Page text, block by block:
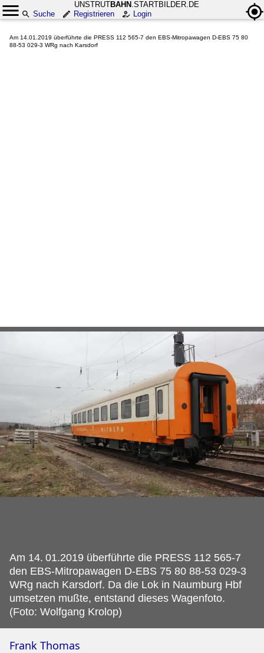
UNSTRUTBAHN .STARTBILDER.DE
Suche
Registrieren Login
Am 14.01.2019 überführte die PRESS 112 565-7 den EBS-Mitropawagen D-EBS 75 80
88-53 029-3 WRg nach Karsdorf
Am 14. 01.2019 überführte die PRESS 112 565-7
den EBS-Mitropawagen D-EBS 75 80 88-53 029-3
WRg nach Karsdorf. Da die Lok in Naumburg Hbf
umsetzen mußte, entstand dieses Wagenfoto.
(Foto: Wolfgang Krolop)
Frank Thomas